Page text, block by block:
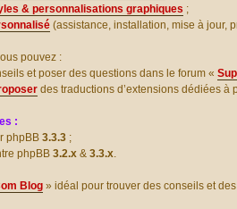
& personnalisations graphiques ;
(assistance, installation, mise à jour,
pouvez :
et poser des questions dans le forum «
des traductions d’extensions dédiées à
:
phpBB 3.3.3 ;
phpBB 3.2.x & 3.3.x.
Blog » idéal pour trouver des conseils et